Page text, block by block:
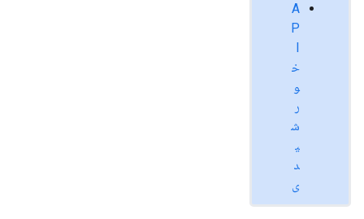
A
P
I
خ
و
ر
ش
ی
د
ی